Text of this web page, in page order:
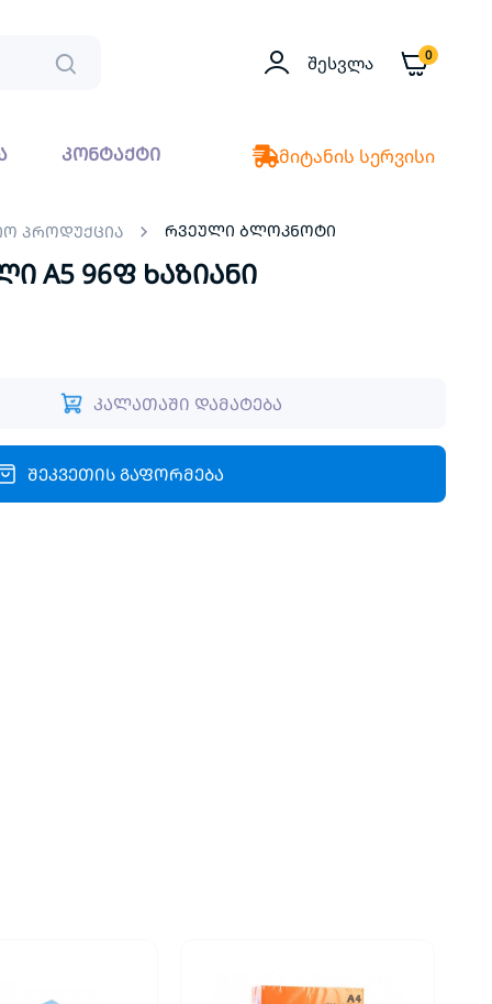
Შესვლა 0
კონტაქტი მიტანის სერვისი
პროდუქცია რვეული ბლოკნოტი
A5 96ფ ხაზიანი
კალათაში დამატება
შეკვეთის გაფორმება